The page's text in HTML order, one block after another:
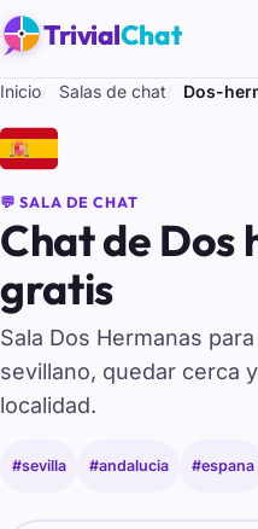
TrivialChat
Inicio Salas de chat Dos-
🇪🇸
💬 SALA DE CHAT
Chat de Dos
gratis
Sala Dos Hermanas
sevillano, quedar cerca
localidad.
#sevilla #andalucia #espana